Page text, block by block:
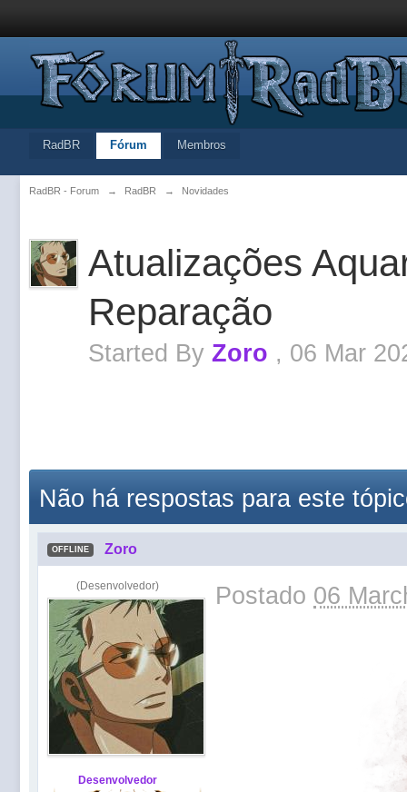
RadBR Fórum Membros
RadBR - Forum → RadBR → Novidades
Atualizações
Reparação
Started By Zoro , 06 Mar
Não há respostas para este
OFFLINE Zoro
(Desenvolvedor)
Desenvolvedor
Postado 06